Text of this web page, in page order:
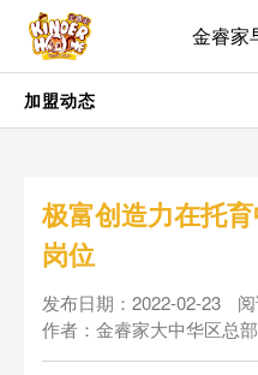
金睿家
加盟动态
极富创造力在托
岗位
发布日期：2022-02-23
作者：金睿家大中华区总部